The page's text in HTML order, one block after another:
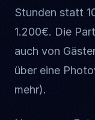
Stunden statt
1.200€. Die
auch von
über eine
mehr).